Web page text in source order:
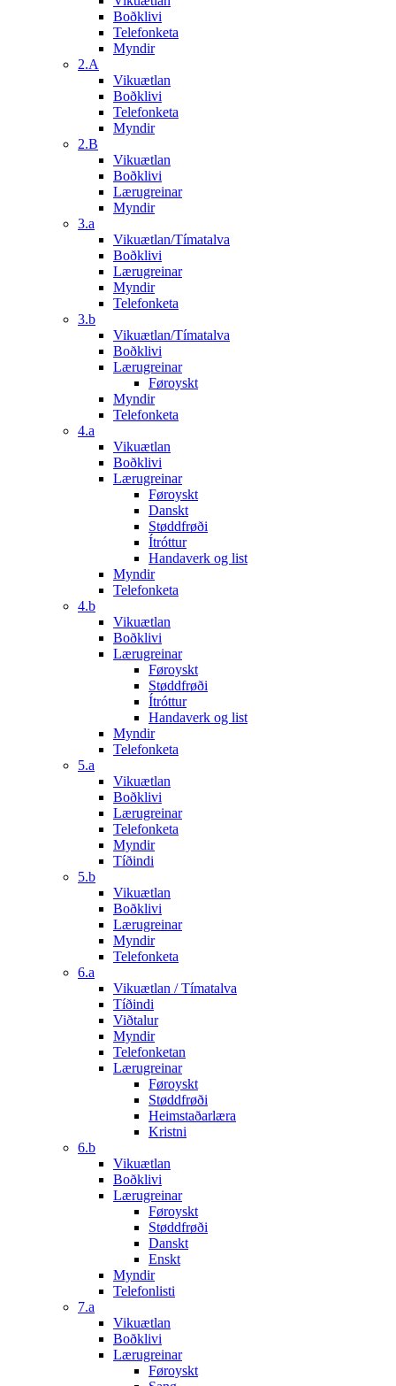
Boðklivi
Telefonketa
Myndir
2.A
Vikuætlan
Boðklivi
Telefonketa
Myndir
2.B
Vikuætlan
Boðklivi
Lærugreinar
Myndir
3.a
Vikuætlan/Tímatalva
Boðklivi
Lærugreinar
Myndir
Telefonketa
3.b
Vikuætlan/Tímatalva
Boðklivi
Lærugreinar
Føroyskt
Myndir
Telefonketa
4.a
Vikuætlan
Boðklivi
Lærugreinar
Føroyskt
Danskt
Støddfrøði
Ítróttur
Handaverk og list
Myndir
Telefonketa
4.b
Vikuætlan
Boðklivi
Lærugreinar
Føroyskt
Støddfrøði
Ítróttur
Handaverk og list
Myndir
Telefonketa
5.a
Vikuætlan
Boðklivi
Lærugreinar
Telefonketa
Myndir
Tíðindi
5.b
Vikuætlan
Boðklivi
Lærugreinar
Myndir
Telefonketa
6.a
Vikuætlan / Tímatalva
Tíðindi
Viðtalur
Myndir
Telefonketan
Lærugreinar
Føroyskt
Støddfrøði
Heimstaðarlæra
Kristni
6.b
Vikuætlan
Boðklivi
Lærugreinar
Føroyskt
Støddfrøði
Danskt
Enskt
Myndir
Telefonlisti
7.a
Vikuætlan
Boðklivi
Lærugreinar
Føroyskt